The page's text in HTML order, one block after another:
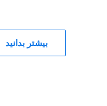
بیشتر بدانید